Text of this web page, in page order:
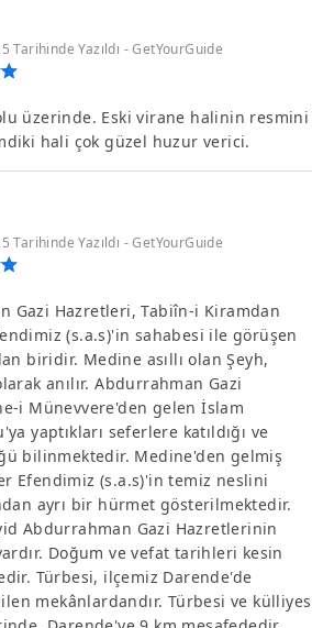
Tarihinde Yazıldı - GetYourGuide
üzerinde. Eski virane halinin resmini
hali çok güzel huzur verici.
Tarihinde Yazıldı - GetYourGuide
Gazi Hazretleri, Tabiîn-i Kiramdan
(s.a.s)'in sahabesi ile görüşen
biridir. Medine asıllı olan Şeyh,
anılır. Abdurrahman Gazi
i Münevvere'den gelen İslam
yaptıkları seferlere katıldığı ve
bilinmektedir. Medine'den gelmiş
Efendimiz (s.a.s)'in temiz neslini
ayrı bir hürmet gösterilmektedir.
Abdurrahman Gazi Hazretlerinin
Doğum ve vefat tarihleri kesin
Türbesi, ilçemiz Darende'de
mekânlardandır. Türbesi ve